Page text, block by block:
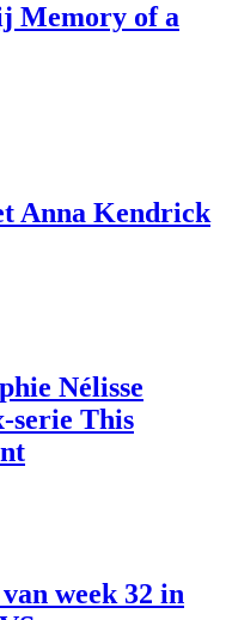
Memory of a
Anna Kendrick
Nélisse
serie This
week 32 in